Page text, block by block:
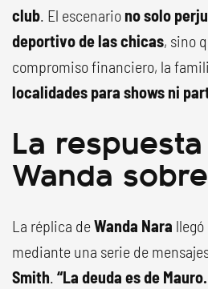
club. El escenario no solo
deportivo de las chicas, sino
compromiso financiero, la
localidades para shows ni
La
Wanda
La réplica deWanda Nara
mediante una serie de
Smith. “La deuda es de